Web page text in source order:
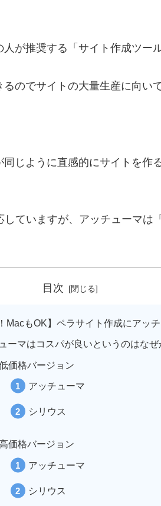
が推奨する「サイト作成ツー
のでサイトの大量生産に向い
じように直感的にサイトを作
ていますが、アッチューマは
目次
MacもOK】ペラサイト作成にアッ
ーマはコスパが良いというのはなぜ
価格バージョン
アッチューマ
シリウス
価格バージョン
アッチューマ
シリウス